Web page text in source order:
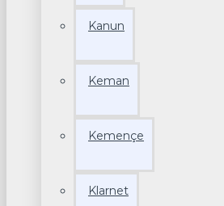
Kanun
Keman
Kemençe
Klarnet